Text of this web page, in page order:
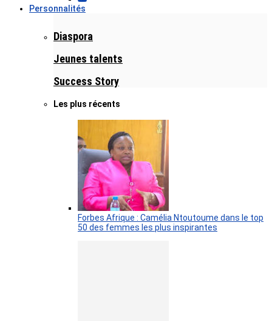
Personnalités
Diaspora
Jeunes talents
Success Story
Les plus récents
Forbes Afrique : Camélia Ntoutoume dans le top
50 des femmes les plus inspirantes